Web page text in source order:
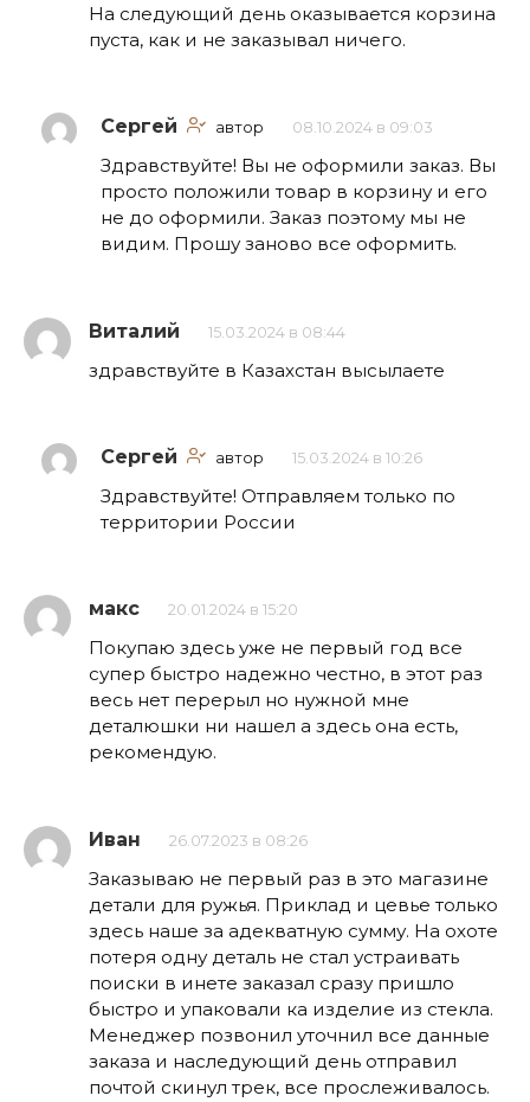
На следующий день оказывается корзина
пуста, как и не заказывал ничего.
Сергей автор 08.10.2024 в 09:03
Здравствуйте! Вы не оформили заказ. Вы
просто положили товар в корзину и его
не до оформили. Заказ поэтому мы не
видим. Прошу заново все оформить.
Виталий 15.03.2024 в 08:44
здравствуйте в Казахстан высылаете
Сергей автор 15.03.2024 в 10:26
Здравствуйте! Отправляем только по
территории России
макс 20.01.2024 в 15:20
Покупаю здесь уже не первый год все
супер быстро надежно честно, в этот раз
весь нет перерыл но нужной мне
деталюшки ни нашел а здесь она есть,
рекомендую.
Иван 26.07.2023 в 08:26
Заказываю не первый раз в это магазине
детали для ружья. Приклад и цевье только
здесь наше за адекватную сумму. На охоте
потеря одну деталь не стал устраивать
поиски в инете заказал сразу пришло
быстро и упаковали ка изделие из стекла.
Менеджер позвонил уточнил все данные
заказа и наследующий день отправил
почтой скинул трек, все прослеживалось.